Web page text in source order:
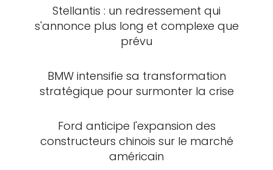
Stellantis : un redressement qui
s'annonce plus long et complexe que
prévu
BMW intensifie sa transformation
stratégique pour surmonter la crise
Ford anticipe l'expansion des
constructeurs chinois sur le marché
américain